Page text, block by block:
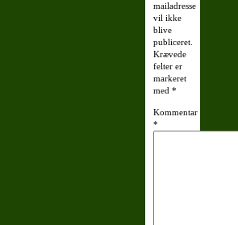
mailadresse
vil ikke
blive
publiceret.
Krævede
felter er
markeret
med *
Kommentar
*